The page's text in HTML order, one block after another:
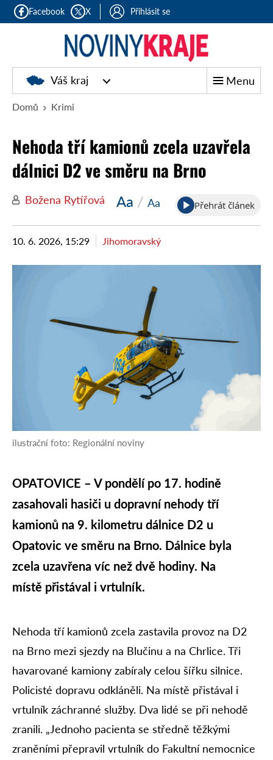
Facebook X Přihlásit se
Noviny
kraje
Váš kraj Menu
Domů Krimi
Nehoda tří kamionů zcela uzavřela
dálnici D2 ve směru na Brno
Božena Rytířová Aa / Aa Přehrát článek
10. 6. 2026, 15:29 Jihomoravský
ilustrační foto: Regionální noviny
OPATOVICE – V pondělí po 17. hodině
zasahovali hasiči u dopravní nehody tří
kamionů na 9. kilometru dálnice D2 u
Opatovic ve směru na Brno. Dálnice byla
zcela uzavřena víc než dvě hodiny. Na
místě přistával i vrtulník.
Nehoda tří kamionů zcela zastavila provoz na D2
na Brno mezi sjezdy na Blučinu a na Chrlice. Tři
havarované kamiony zabíraly celou šířku silnice.
Policisté dopravu odkláněli. Na místě přistával i
vrtulník záchranné služby. Dva lidé se při nehodě
zranili. „Jednoho pacienta se středně těžkými
zraněními přepravil vrtulník do Fakultní nemocnice